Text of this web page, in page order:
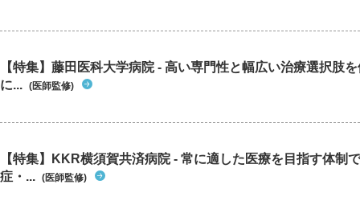
【特集】藤田医科大学病院 - 高い専門性と幅広い治療選択肢
に... (医師監修)
【特集】KKR横須賀共済病院 - 常に適した医療を目指す体制
症・... (医師監修)